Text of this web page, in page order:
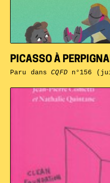
PICASSO À
Paru dansCQFDn°156